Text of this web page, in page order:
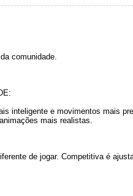
comunidade.
inteligente e movimentos mais
mais realistas.
de jogar. Competitiva é